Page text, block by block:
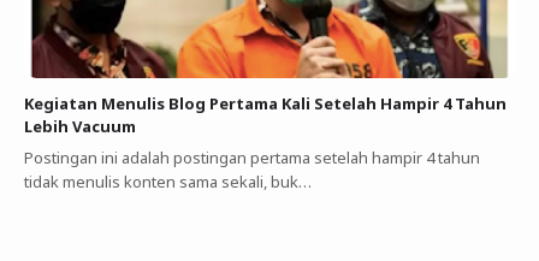
Kegiatan Menulis Blog Pertama Kali Setelah Hampir 4 Tahun
Lebih Vacuum
Postingan ini adalah postingan pertama setelah hampir 4 tahun
tidak menulis konten sama sekali, buk…